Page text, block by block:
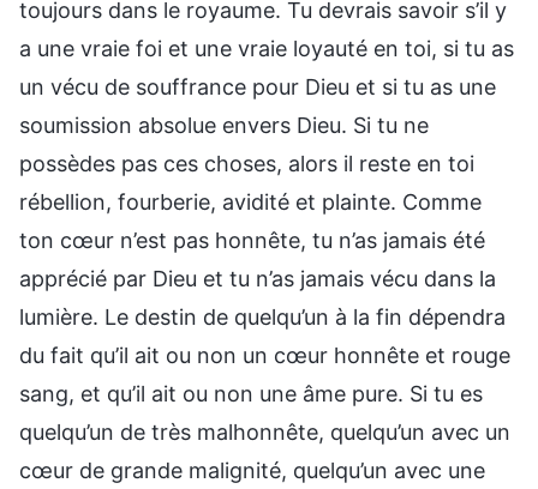
toujours dans le royaume. Tu devrais savoir s’il y
a une vraie foi et une vraie loyauté en toi, si tu as
un vécu de souffrance pour Dieu et si tu as une
soumission absolue envers Dieu. Si tu ne
possèdes pas ces choses, alors il reste en toi
rébellion, fourberie, avidité et plainte. Comme
ton cœur n’est pas honnête, tu n’as jamais été
apprécié par Dieu et tu n’as jamais vécu dans la
lumière. Le destin de quelqu’un à la fin dépendra
du fait qu’il ait ou non un cœur honnête et rouge
sang, et qu’il ait ou non une âme pure. Si tu es
quelqu’un de très malhonnête, quelqu’un avec un
cœur de grande malignité, quelqu’un avec une